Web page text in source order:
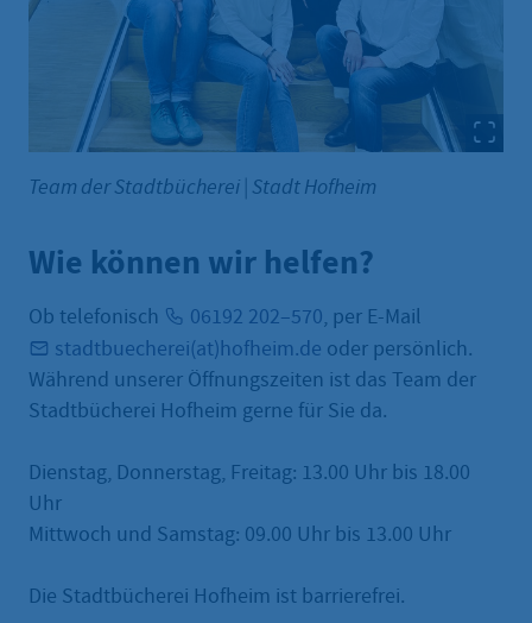
Team der Stadtbücherei | Stadt Hofheim
Wie können wir helfen?
Ob telefonisch 06192 202–570, per E-Mail
stadtbuecherei(at)hofheim.de oder persönlich.
Während unserer Öffnungszeiten ist das Team der
Stadtbücherei Hofheim gerne für Sie da.
Dienstag, Donnerstag, Freitag: 13.00 Uhr bis 18.00
Uhr
Mittwoch und Samstag: 09.00 Uhr bis 13.00 Uhr
Die Stadtbücherei Hofheim ist barrierefrei.